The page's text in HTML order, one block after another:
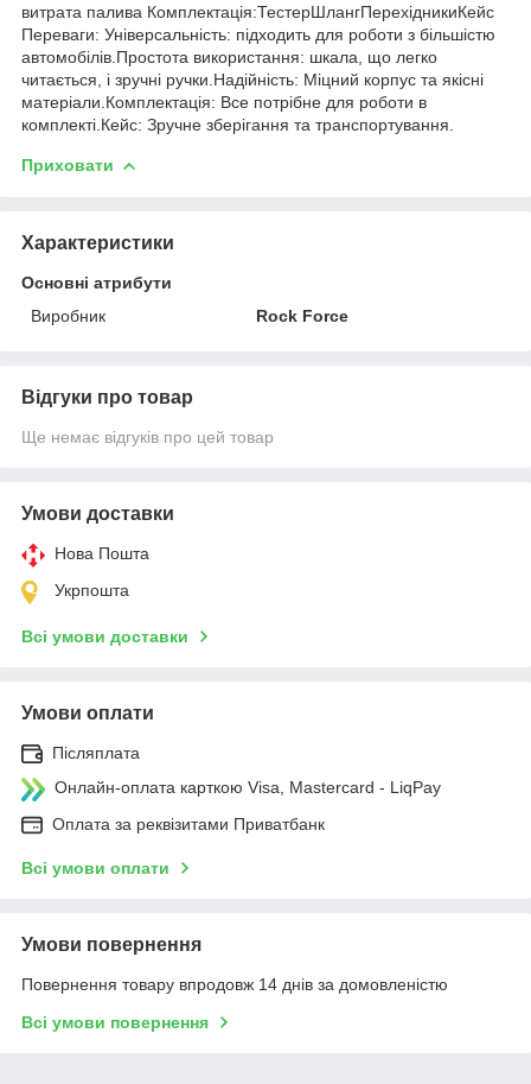
витрата палива Комплектація:ТестерШлангПерехідникиКейс
Переваги: Універсальність: підходить для роботи з більшістю
автомобілів.Простота використання: шкала, що легко
читається, і зручні ручки.Надійність: Міцний корпус та якісні
матеріали.Комплектація: Все потрібне для роботи в
комплекті.Кейс: Зручне зберігання та транспортування.
Приховати
Характеристики
Основні атрибути
Виробник
Rock Force
Відгуки про товар
Ще немає відгуків про цей товар
Умови доставки
Нова Пошта
Укрпошта
Всі умови доставки
Умови оплати
Післяплата
Онлайн-оплата карткою Visa, Mastercard - LiqPay
Оплата за реквізитами Приватбанк
Всі умови оплати
Умови повернення
Повернення товару впродовж 14 днів за домовленістю
Всі умови повернення